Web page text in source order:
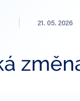
21. 05. 2026